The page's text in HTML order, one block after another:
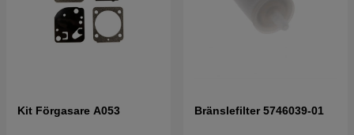
Kit Förgasare A053 Bränslefilter 5746039-01